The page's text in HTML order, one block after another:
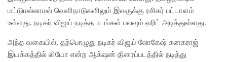
மட்டுமல்லாமல் வெளிநாடுகளிலும் இவருக்கு ரசிகர் பட்டாளம்
உள்ளது. நடிகர் விஜய் நடித்த படங்கள் பலவும் ஹிட் அடித்துள்ளது.
அந்த வகையில், தற்பொழுது நடிகர் விஜய் லோகேஷ் கனகராஜ்
இயக்கத்தில் லியோ என்ற ஆக்‌ஷன் திரைப்படத்தில் நடித்து